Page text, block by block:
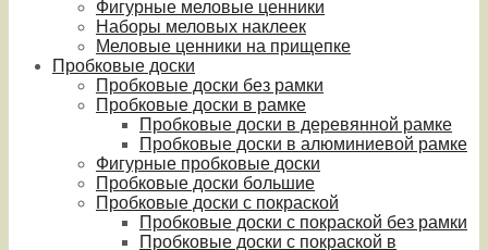
Фигурные меловые ценники
Наборы меловых наклеек
Меловые ценники на прищепке
Пробковые доски
Пробковые доски без рамки
Пробковые доски в рамке
Пробковые доски в деревянной рамке
Пробковые доски в алюминиевой рамке
Фигурные пробковые доски
Пробковые доски большие
Пробковые доски с покраской
Пробковые доски с покраской без рамки
Пробковые доски с покраской в